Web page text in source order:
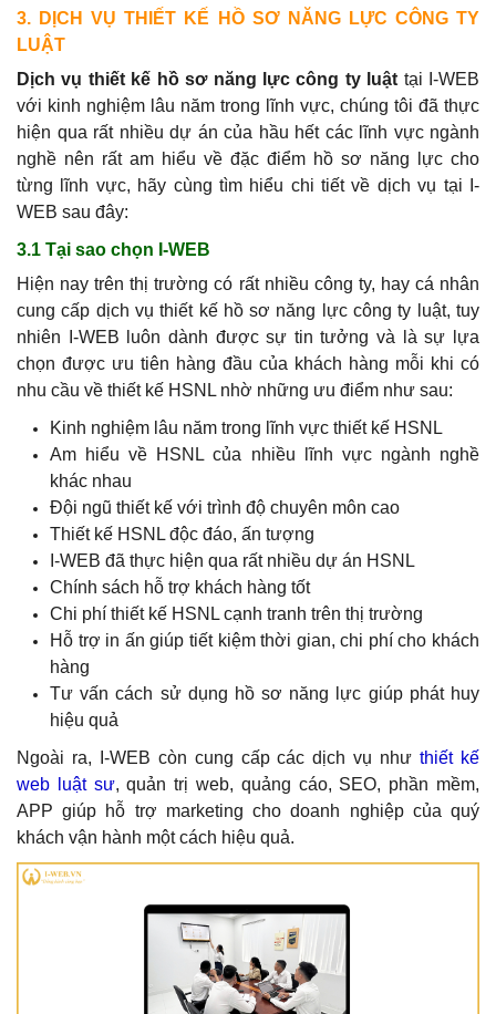
3. DỊCH VỤ THIẾT KẾ HỒ SƠ NĂNG LỰC CÔNG TY
LUẬT
Dịch vụ thiết kế hồ sơ năng lực công ty luật tại I-WEB
với kinh nghiệm lâu năm trong lĩnh vực, chúng tôi đã thực
hiện qua rất nhiều dự án của hầu hết các lĩnh vực ngành
nghề nên rất am hiểu về đặc điểm hồ sơ năng lực cho
từng lĩnh vực, hãy cùng tìm hiểu chi tiết về dịch vụ tại I-
WEB sau đây:
3.1 Tại sao chọn I-WEB
Hiện nay trên thị trường có rất nhiều công ty, hay cá nhân
cung cấp dịch vụ thiết kế hồ sơ năng lực công ty luật, tuy
nhiên I-WEB luôn dành được sự tin tưởng và là sự lựa
chọn được ưu tiên hàng đầu của khách hàng mỗi khi có
nhu cầu về thiết kế HSNL nhờ những ưu điểm như sau:
Kinh nghiệm lâu năm trong lĩnh vực thiết kế HSNL
Am hiểu về HSNL của nhiều lĩnh vực ngành nghề
khác nhau
Đội ngũ thiết kế với trình độ chuyên môn cao
Thiết kế HSNL độc đáo, ấn tượng
I-WEB đã thực hiện qua rất nhiều dự án HSNL
Chính sách hỗ trợ khách hàng tốt
Chi phí thiết kế HSNL cạnh tranh trên thị trường
Hỗ trợ in ấn giúp tiết kiệm thời gian, chi phí cho khách
hàng
Tư vấn cách sử dụng hồ sơ năng lực giúp phát huy
hiệu quả
Ngoài ra, I-WEB còn cung cấp các dịch vụ nhưthiết kế
web luật sư, quản trị web, quảng cáo, SEO, phần mềm,
APP giúp hỗ trợ marketing cho doanh nghiệp của quý
khách vận hành một cách hiệu quả.